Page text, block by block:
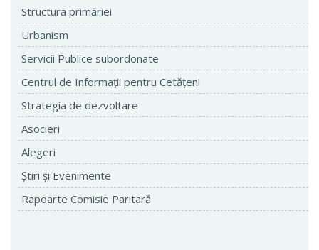
Structura primăriei
Urbanism
Servicii Publice subordonate
Centrul de Informaţii pentru Cetăţeni
Strategia de dezvoltare
Asocieri
Alegeri
Ştiri şi Evenimente
Rapoarte Comisie Paritară